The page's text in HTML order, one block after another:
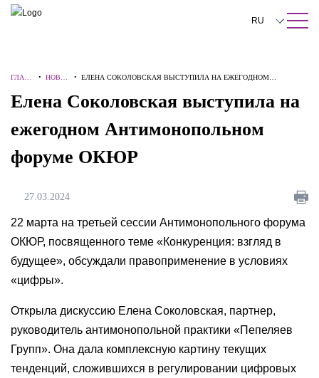
ПОИСК ПО САЙТУ Закрыть
RU
中文
한국어
Español
Français
日本語
ГЛАВН
•НОВО
• ЕЛЕНА СОКОЛОВСКАЯ ВЫСТУПИЛА НА ЕЖЕГОДНОМ
Елена Соколовская выступила на
ежегодном Антимонопольном
форуме ОКЮР
27.03.2024
22 марта на третьей сессии Антимонопольного форума
ОКЮР, посвященного теме «Конкуренция: взгляд в
будущее», обсуждали правоприменение в условиях
«цифры».
Открыла дискуссию Елена Соколовская, партнер,
руководитель антимонопольной практики «Пепеляев
Групп». Она дала комплексную картину текущих
тенденций, сложившихся в регулировании цифровых